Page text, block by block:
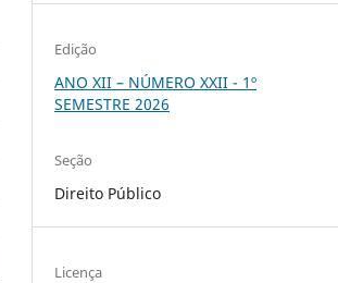
Edição
ANO XII – NÚMERO XXII - 1º
SEMESTRE 2026
Seção
Direito Público
Licença